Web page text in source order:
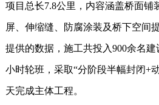
项目总长7.8公里，内容涵盖桥面铺
屏、伸缩缝、防腐涂装及桥下空间
提供的数据，施工共投入900余名
小时轮班，采取“分阶段半幅封闭+
天完成主体工程。